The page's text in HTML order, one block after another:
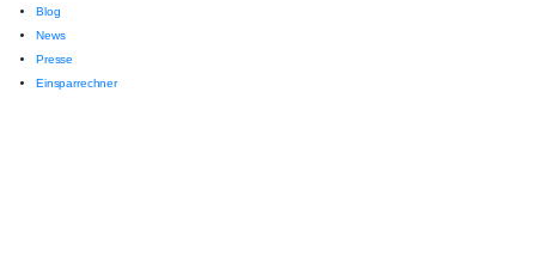
Blog
News
Presse
Einsparrechner